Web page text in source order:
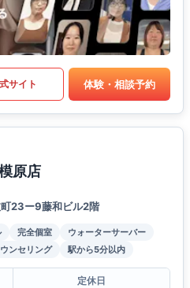
サイト 体験・相談予約
原店
23ー9藤和ビル2階
完全個室
ウォーターサーバー
ンセリング 駅から5分以内
定休日